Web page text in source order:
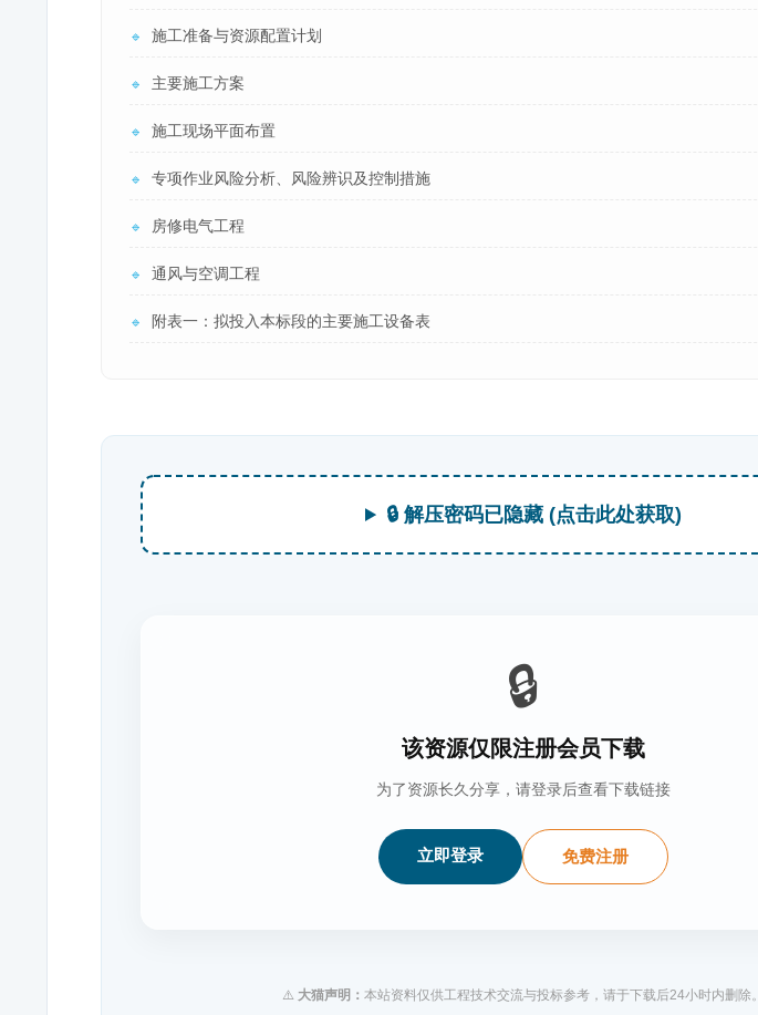
🔹 施工准备与资源配置计划
🔹 主要施工方案
🔹 施工现场平面布置
🔹 专项作业风险分析、风险辨识及控制措施
🔹 房修电气工程
🔹 通风与空调工程
🔹 附表一：拟投入本标段的主要施工设备表
🔒 解压密码已隐藏 (点击此处获取)
🔒
该资源仅限注册会员下载
为了资源长久分享，请登录后查看下载链接
立即登录 免费注册
⚠️ 大猫声明： 本站资料仅供工程技术交流与投标参考，请于下载后24小时内删除。